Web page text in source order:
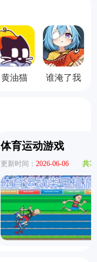
黄油猫
谁淹了我
体育运动游戏
更新时间： 2026-06-06 共